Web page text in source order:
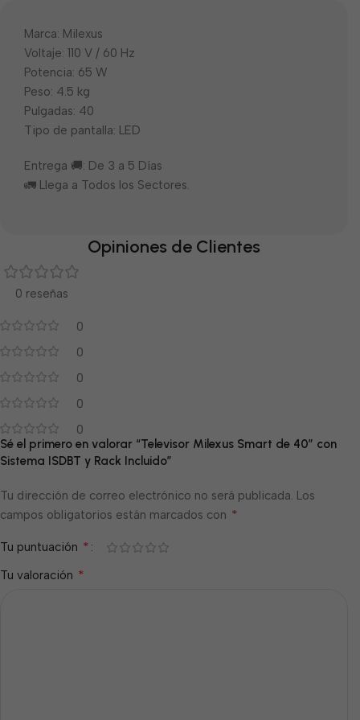
Marca: Milexus
Voltaje: 110 V / 60 Hz
Potencia: 65 W
Peso: 4.5 kg
Pulgadas: 40
Tipo de pantalla: LED
Entrega 🚚: De 3 a 5 Días
🚛 Llega a Todos los Sectores.
Opiniones de Clientes
0 reseñas
0
0
0
0
0
Sé el primero en valorar “Televisor Milexus Smart de 40″ con
Sistema ISDBT y Rack Incluido”
Tu dirección de correo electrónico no será publicada. Los
campos obligatorios están marcados con *
Tu puntuación *
Tu valoración *